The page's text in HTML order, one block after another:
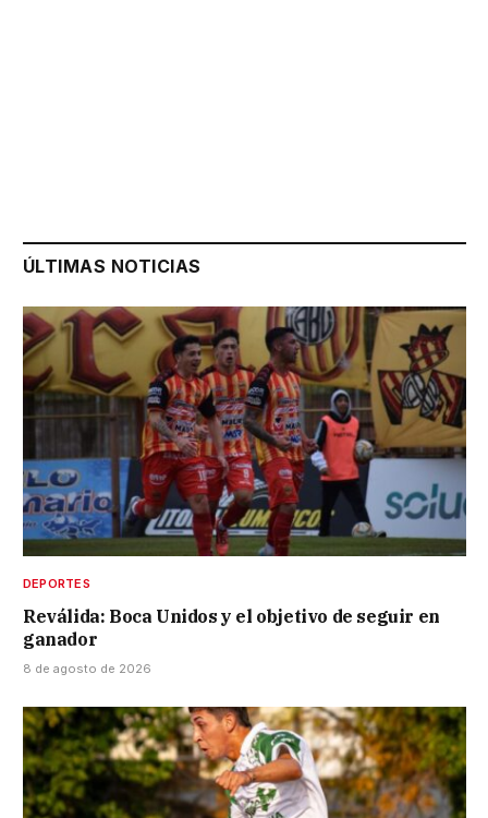
ÚLTIMAS NOTICIAS
DEPORTES
Reválida: Boca Unidos y el objetivo de seguir en
ganador
8 de agosto de 2026